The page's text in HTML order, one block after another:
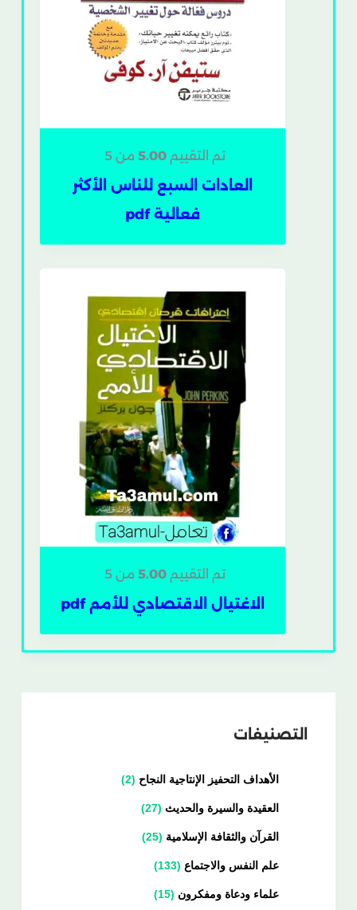
تم التقييم 5.00من 5
العادات السبع للناس الأكثر
فعالية pdf
تم التقييم 5.00من 5
الاغتيال الاقتصادي للأمم pdf
التصنيفات
الأهداف التحفيز الإنتاجية النجاح 2
العقيدة والسيرة والحديث 27
القرآن والثقافة الإسلامية 25
علم النفس والاجتماع 133
علماء ودعاة ومفكرون 15